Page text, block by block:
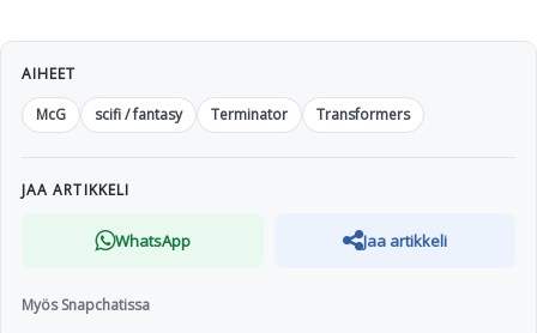
AIHEET
McG
scifi / fantasy Terminator Transformers
JAA ARTIKKELI
WhatsApp Jaa artikkeli
Myös Snapchatissa